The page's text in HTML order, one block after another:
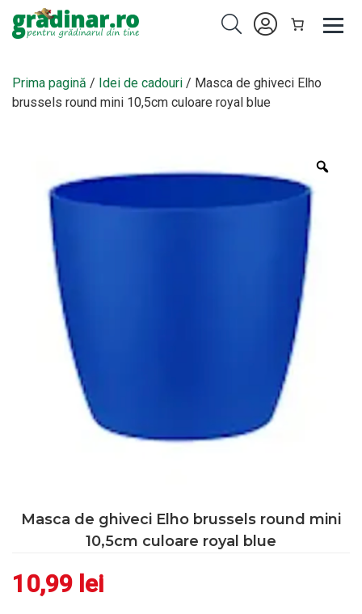
Prima pagină / Idei de cadouri / Masca de ghiveci Elho
brussels round mini 10,5cm culoare royal blue
Masca de ghiveci Elho brussels round mini
10,5cm culoare royal blue
10,99 lei